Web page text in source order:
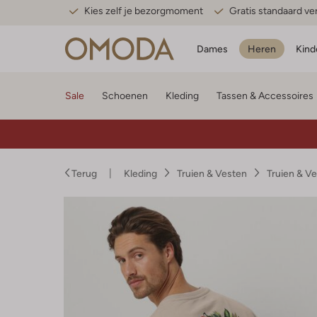
Kies zelf je bezorgmoment Gratis standaard
Dames Heren
Sale Schoenen Kleding Tassen & Accessoires
Terug Kleding Truien & Vesten Truien &